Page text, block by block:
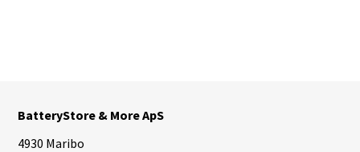
BatteryStore & More ApS
4930 Maribo